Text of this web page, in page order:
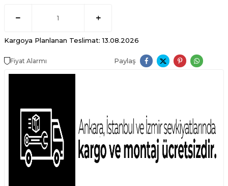
Kargoya Planlanan Teslimat: 13.08.2026
Fiyat Alarmı Paylaş